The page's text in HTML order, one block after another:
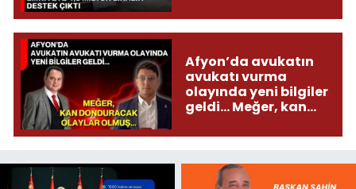
Afyon’da avukatın
avukatı vurma
olayında yeni bilgiler
geldi... Meğer, kan
olmuş...